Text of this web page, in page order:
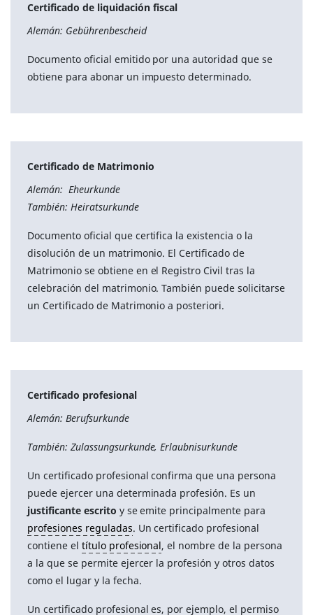
Certificado de liquidación fiscal
Alemán: Gebührenbescheid
Documento oficial emitido por una autoridad que se
obtiene para abonar un impuesto determinado.
Certificado de Matrimonio
Alemán: Eheurkunde
También: Heiratsurkunde
Documento oficial que certifica la existencia o la
disolución de un matrimonio. El Certificado de
Matrimonio se obtiene en el Registro Civil tras la
celebración del matrimonio. También puede solicitarse
un Certificado de Matrimonio a posteriori.
Certificado profesional
Alemán: Berufsurkunde
También: Zulassungsurkunde, Erlaubnisurkunde
Un certificado profesional confirma que una persona
puede ejercer una determinada profesión. Es un
justificante escrito y se emite principalmente para
profesiones reguladas. Un certificado profesional
contiene el título profesional, el nombre de la persona
a la que se permite ejercer la profesión y otros datos
como el lugar y la fecha.
Un certificado profesional es, por ejemplo, el permiso